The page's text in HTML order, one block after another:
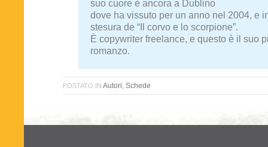
suo cuore è ancora a Dublino
dove ha vissuto per un anno nel 2004, e
stesura de “Il corvo e lo scorpione”.
È copywriter freelance, e questo è il suo
romanzo.
POSTATO IN Autori, Schede